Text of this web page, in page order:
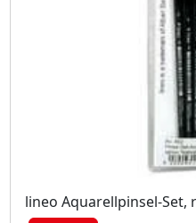
lineo Aquarellpinsel-Set,